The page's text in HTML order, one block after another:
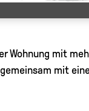
Wohnung mit
mit